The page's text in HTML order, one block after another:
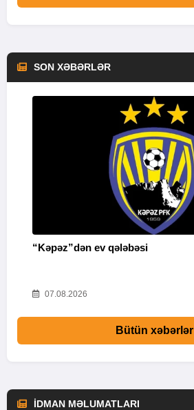
SON XƏBƏRLƏR
“Kəpəz”dən ev qələbəsi
07.08.2026
Bütün xəbərlər
İDMAN MƏLUMATLARI